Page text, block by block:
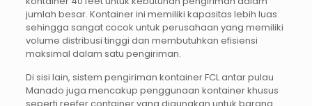
jumlah besar. Kontainer ini memiliki kapasitas lebih luas
sehingga sangat cocok untuk perusahaan yang memiliki
volume distribusi tinggi dan membutuhkan efisiensi
maksimal dalam satu pengiriman.
Di sisi lain, sistem pengiriman kontainer FCL antar pulau
Manado juga mencakup penggunaan kontainer khusus